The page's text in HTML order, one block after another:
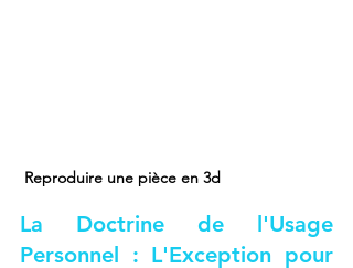
Reproduire une pièce en 3d
La Doctrine de l'Usage